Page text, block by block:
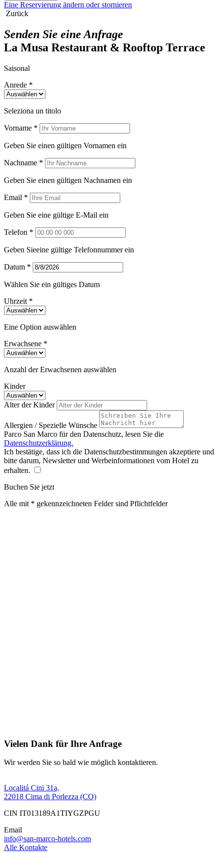
Eine Reservierung ändern oder stornieren
Zurück
Senden Sie eine Anfrage
La Musa Restaurant & Rooftop Terrace
Saisonal
Anrede *
Seleziona un titolo
Vorname *
Geben Sie einen gültigen Vornamen ein
Nachname *
Geben Sie einen gültigen Nachnamen ein
Email *
Geben Sie eine gültige E-Mail ein
Telefon *
Geben Sieeine gültige Telefonnummer ein
Datum *
Wählen Sie ein gültiges Datum
Uhrzeit *
Eine Option auswählen
Erwachsene *
Anzahl der Erwachsenen auswählen
Kinder
Alter der Kinder
Allergien / Spezielle Wünsche
Parco San Marco für den Datenschutz, lesen Sie die
Datenschutzerklärung.
Ich bestätige, dass ich die Datenschutzbestimmungen akzeptiere und
bitte darum, Newsletter und Werbeinformationen vom Hotel zu
erhalten.
Buchen Sie jetzt
Alle mit * gekennzeichneten Felder sind Pflichtfelder
Vielen Dank für Ihre Anfrage
Wir werden Sie so bald wie möglich kontaktieren.
Localitá Cini 31a,
22018 Cima di Porlezza (CO)
CIN IT013189A1TIYGZPGU
Email
info@san-marco-hotels.com
Alle Kontakte